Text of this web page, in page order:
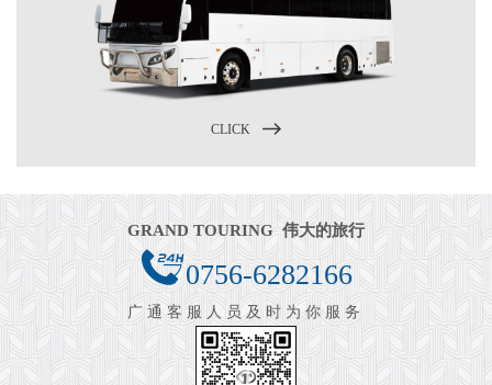
CLICK
GRAND TOURING 伟大的旅行
0756-6282166
广通客服人员及时为你服务